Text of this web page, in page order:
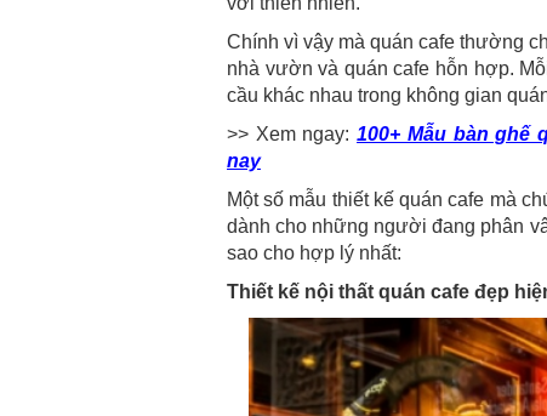
Chính vì vậy mà quán cafe thường
nhà vườn và quán cafe hỗn hợp.
cầu khác nhau trong không gian
>> Xem ngay:100+ Mẫu bàn ghế
nay
Một số mẫu thiết kế quán cafe mà
dành cho những người đang phân
sao cho hợp lý nhất:
Thiết kế nội thất quán cafe đẹp